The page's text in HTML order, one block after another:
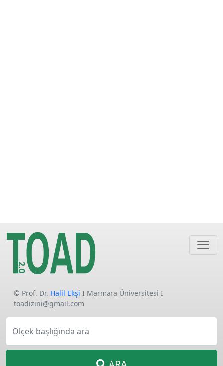
© Prof. Dr. Halil Ekşi I Marmara Üniversitesi I
toadizini@gmail.com
Ölçek başlığında ara